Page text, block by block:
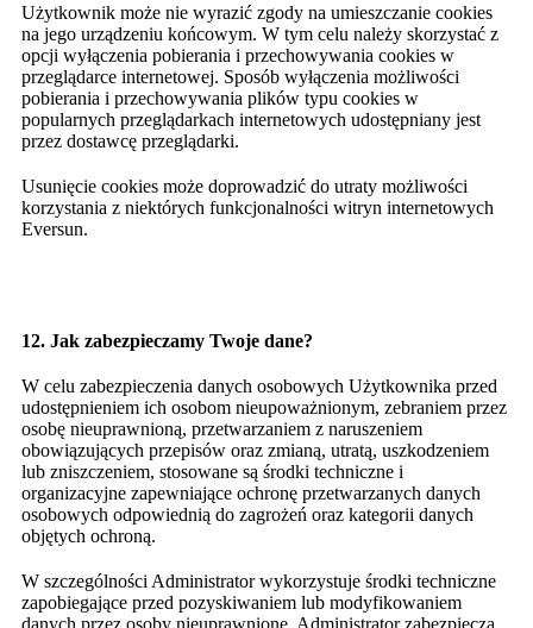
Użytkownik może nie wyrazić zgody na umieszczanie cookies
na jego urządzeniu końcowym. W tym celu należy skorzystać z
opcji wyłączenia pobierania i przechowywania cookies w
przeglądarce internetowej. Sposób wyłączenia możliwości
pobierania i przechowywania plików typu cookies w
popularnych przeglądarkach internetowych udostępniany jest
przez dostawcę przeglądarki.
Usunięcie cookies może doprowadzić do utraty możliwości
korzystania z niektórych funkcjonalności witryn internetowych
Eversun.
12. Jak zabezpieczamy Twoje dane?
W celu zabezpieczenia danych osobowych Użytkownika przed
udostępnieniem ich osobom nieupoważnionym, zebraniem przez
osobę nieuprawnioną, przetwarzaniem z naruszeniem
obowiązujących przepisów oraz zmianą, utratą, uszkodzeniem
lub zniszczeniem, stosowane są środki techniczne i
organizacyjne zapewniające ochronę przetwarzanych danych
osobowych odpowiednią do zagrożeń oraz kategorii danych
objętych ochroną.
W szczególności Administrator wykorzystuje środki techniczne
zapobiegające przed pozyskiwaniem lub modyfikowaniem
danych przez osoby nieuprawnione. Administrator zabezpiecza